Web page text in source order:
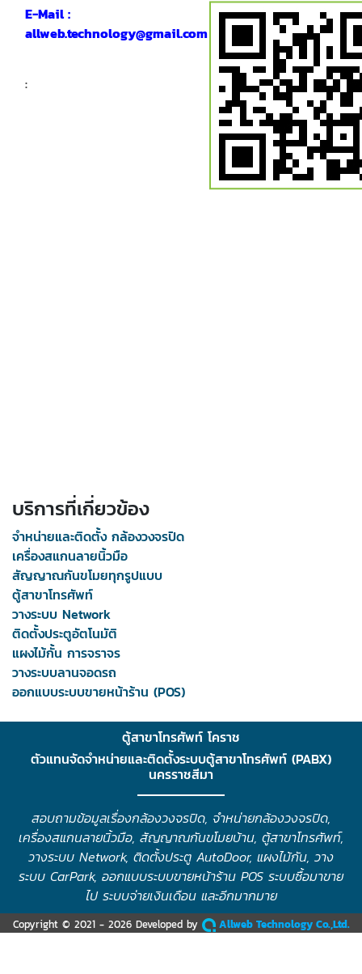
E-Mail :
allweb.technology@gmail.com
:
บริการที่เกี่ยวข้อง
จำหน่ายและติดตั้ง กล้องวงจรปิด
เครื่องสแกนลายนิ้วมือ
สัญญาณกันขโมยทุกรูปแบบ
ตู้สาขาโทรศัพท์
วางระบบ Network
ติดตั้งประตูอัตโนมัติ
แผงไม้กั้น การจราจร
วางระบบลานจอดรถ
ออกแบบระบบขายหน้าร้าน (POS)
ตู้สาขาโทรศัพท์ โคราช
ตัวแทนจัดจำหน่ายและติดตั้งระบบตู้สาขาโทรศัพท์ (PABX)
นครราชสีมา
สอบถามข้อมูลเรื่องกล้องวงจรปิด, จำหน่ายกล้องวงจรปิด,
เครื่องสแกนลายนิ้วมือ, สัญญาณกันขโมยบ้าน, ตู้สาขาโทรศัพท์,
วางระบบ Network, ติดตั้งประตู AutoDoor, แผงไม้กัน, วาง
ระบบ CarPark, ออกแบบระบบขายหน้าร้าน POS ระบบซื้อมาขาย
ไป ระบบจ่ายเงินเดือน และอีกมากมาย
Copyright © 2021 - 2026 Developed by Allweb Technology Co.,Ltd.